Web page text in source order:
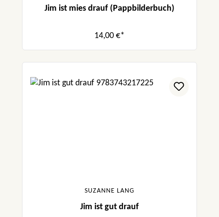
Jim ist mies drauf (Pappbilderbuch)
14,00 €*
SUZANNE LANG
Jim ist gut drauf